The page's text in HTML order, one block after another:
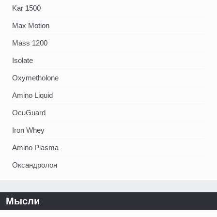
Kar 1500
Max Motion
Mass 1200
Isolate
Oxymetholone
Amino Liquid
OcuGuard
Iron Whey
Amino Plasma
Оксандролон
Мысли